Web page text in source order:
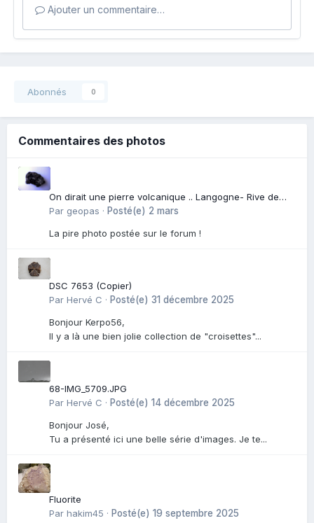
Ajouter un commentaire…
Abonnés 0
Commentaires des photos
On dirait une pierre volcanique .. Langogne- Rive de
l\'Alli
Par geopas · Posté(e) 2 mars
La pire photo postée sur le forum !
DSC 7653 (Copier)
Par Hervé C · Posté(e) 31 décembre 2025
Bonjour Kerpo56,
Il y a là une bien jolie collection de "croisettes"...
68-IMG_5709.JPG
Par Hervé C · Posté(e) 14 décembre 2025
Bonjour José,
Tu a présenté ici une belle série d'images. Je te...
Fluorite
Par hakim45 · Posté(e) 19 septembre 2025